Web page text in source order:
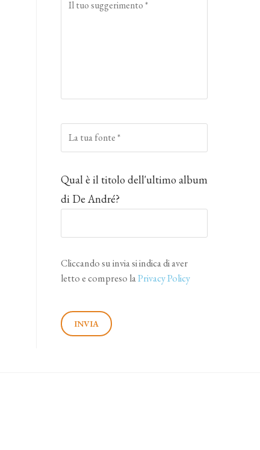
Qual è il titolo dell'ultimo album
di De André?
Cliccando su invia si indica di aver
letto e compreso laPrivacy Policy